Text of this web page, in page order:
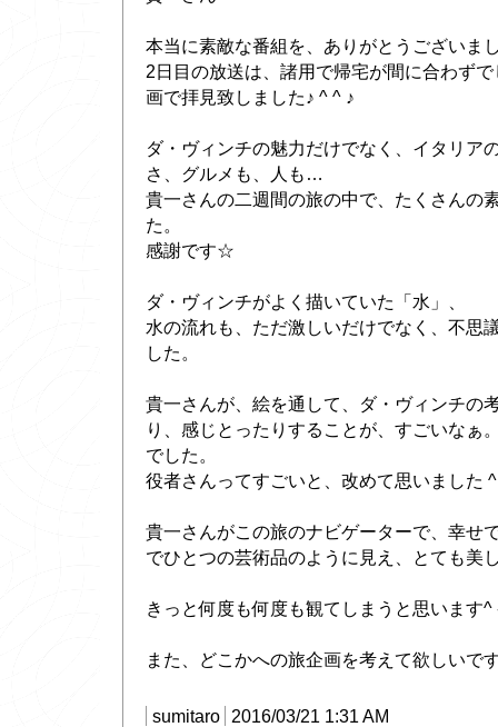
本当に素敵な番組を、ありがとうございま
2日目の放送は、諸用で帰宅が間に合わず
画で拝見致しました♪ ^ ^ ♪
ダ・ヴィンチの魅力だけでなく、イタリア
さ、グルメも、人も…
貴一さんの二週間の旅の中で、たくさんの
た。
感謝です☆
ダ・ヴィンチがよく描いていた「水」、
水の流れも、ただ激しいだけでなく、不思
した。
貴一さんが、絵を通して、ダ・ヴィンチの
り、感じとったりすることが、すごいなぁ
でした。
役者さんってすごいと、改めて思いました
貴一さんがこの旅のナビゲーターで、幸せ
でひとつの芸術品のように見え、とても美
きっと何度も何度も観てしまうと思います^
また、どこかへの旅企画を考えて欲しいで
sumitaro 2016/03/21 1:31 AM